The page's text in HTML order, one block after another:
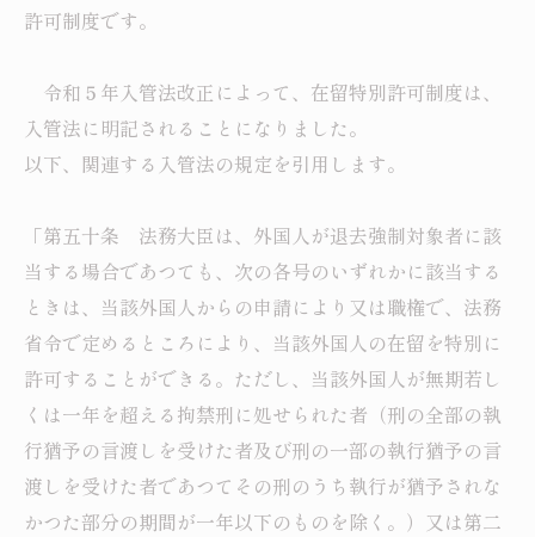
許可制度です。
令和５年入管法改正によって、在留特別許可制度は、
入管法に明記されることになりました。
以下、関連する入管法の規定を引用します。
「第五十条 法務大臣は、外国人が退去強制対象者に該
当する場合であつても、次の各号のいずれかに該当する
ときは、当該外国人からの申請により又は職権で、法務
省令で定めるところにより、当該外国人の在留を特別に
許可することができる。ただし、当該外国人が無期若し
くは一年を超える拘禁刑に処せられた者（刑の全部の執
行猶予の言渡しを受けた者及び刑の一部の執行猶予の言
渡しを受けた者であつてその刑のうち執行が猶予されな
かつた部分の期間が一年以下のものを除く。）又は第二